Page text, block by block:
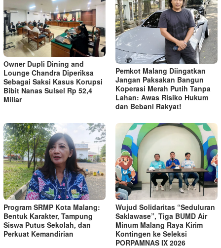
Owner Dupli Dining and
Lounge Chandra Diperiksa
Sebagai Saksi Kasus Korupsi
Bibit Nanas Sulsel Rp 52,4
Miliar
Pemkot Malang Diingatkan
Jangan Paksakan Bangun
Koperasi Merah Putih Tanpa
Lahan: Awas Risiko Hukum
dan Bebani Rakyat!
Program SRMP Kota Malang:
Bentuk Karakter, Tampung
Siswa Putus Sekolah, dan
Perkuat Kemandirian
Wujud Solidaritas “Seduluran
Saklawase”, Tiga BUMD Air
Minum Malang Raya Kirim
Kontingen ke Seleksi
PORPAMNAS IX 2026